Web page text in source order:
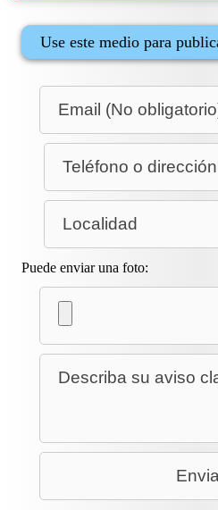
Use este medio para
Puede enviar una foto: